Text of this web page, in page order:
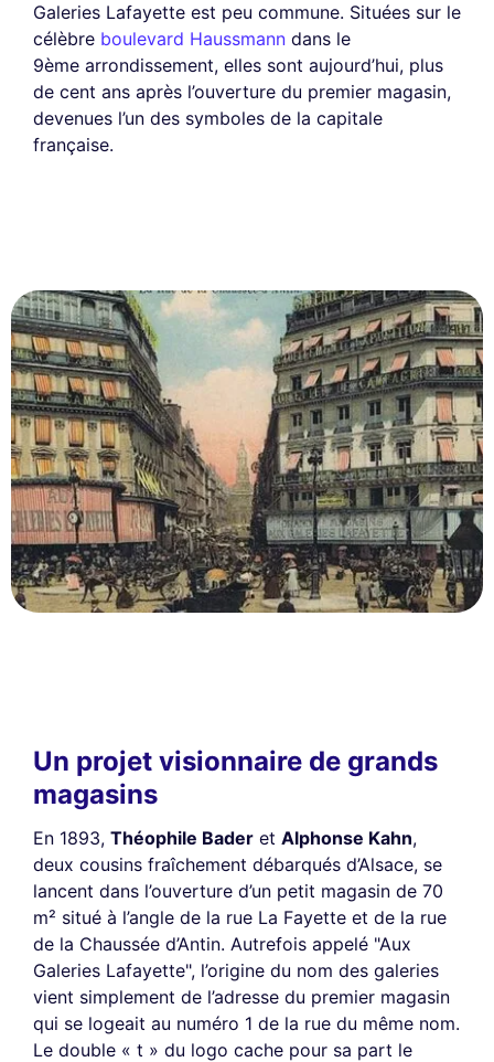
Galeries Lafayette est peu commune. Situées sur le
célèbre boulevard Haussmann dans le
9ème arrondissement, elles sont aujourd’hui, plus
de cent ans après l’ouverture du premier magasin,
devenues l’un des symboles de la capitale
française.
Un projet visionnaire de grands
magasins
En 1893, Théophile Bader et Alphonse Kahn,
deux cousins fraîchement débarqués d’Alsace, se
lancent dans l’ouverture d’un petit magasin de 70
m² situé à l’angle de la rue La Fayette et de la rue
de la Chaussée d’Antin. Autrefois appelé "Aux
Galeries Lafayette", l’origine du nom des galeries
vient simplement de l’adresse du premier magasin
qui se logeait au numéro 1 de la rue du même nom.
Le double « t » du logo cache pour sa part le